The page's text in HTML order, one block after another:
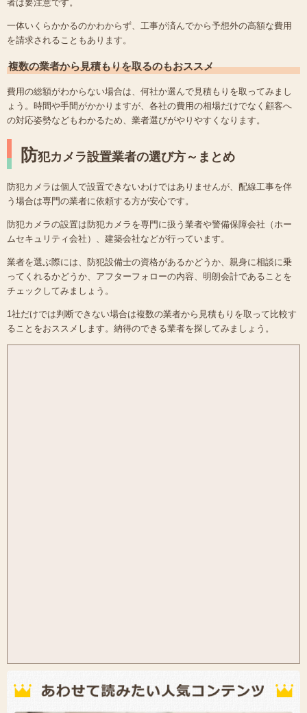
者は要注意です。
一体いくらかかるのかわからず、工事が済んでから予想外の高額な費用
を請求されることもあります。
複数の業者から見積もりを取るのもおススメ
費用の総額がわからない場合は、何社か選んで見積もりを取ってみまし
ょう。時間や手間がかかりますが、各社の費用の相場だけでなく顧客へ
の対応姿勢などもわかるため、業者選びがやりやすくなります。
防犯カメラ設置業者の選び方～まとめ
防犯カメラは個人で設置できないわけではありませんが、配線工事を伴
う場合は専門の業者に依頼する方が安心です。
防犯カメラの設置は防犯カメラを専門に扱う業者や警備保障会社（ホー
ムセキュリティ会社）、建築会社などが行っています。
業者を選ぶ際には、防犯設備士の資格があるかどうか、親身に相談に乗
ってくれるかどうか、アフターフォローの内容、明朗会計であることを
チェックしてみましょう。
1社だけでは判断できない場合は複数の業者から見積もりを取って比較す
ることをおススメします。納得のできる業者を探してみましょう。